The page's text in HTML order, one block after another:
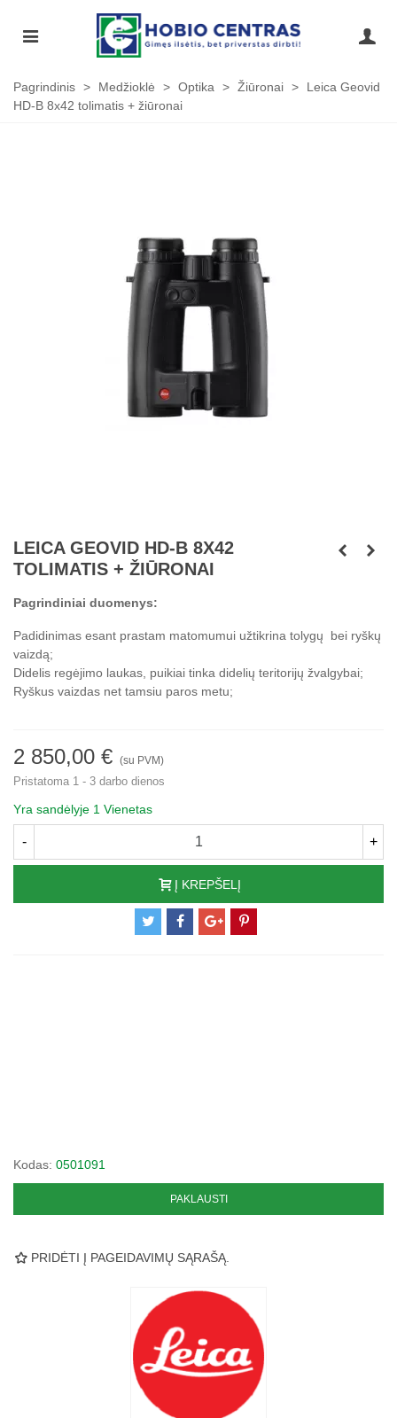
Pagrindinis > Medžioklė > Optika > Žiūronai >
Leica Geovid
HD-B 8x42 tolimatis + žiūronai
LEICA GEOVID HD-B 8X42
TOLIMATIS + ŽIŪRONAI
Pagrindiniai duomenys:
Padidinimas esant prastam matomumui užtikrina tolygų bei ryškų
vaizdą;
Didelis regėjimo laukas, puikiai tinka didelių teritorijų žvalgybai;
Ryškus vaizdas net tamsiu paros metu;
2 850,00 € (su PVM)
Pristatoma 1 - 3 darbo dienos
Yra sandėlyje 1 Vienetas
- +
Į KREPŠELĮ
Kodas: 0501091
PAKLAUSTI
PRIDĖTI Į PAGEIDAVIMŲ SĄRAŠĄ.